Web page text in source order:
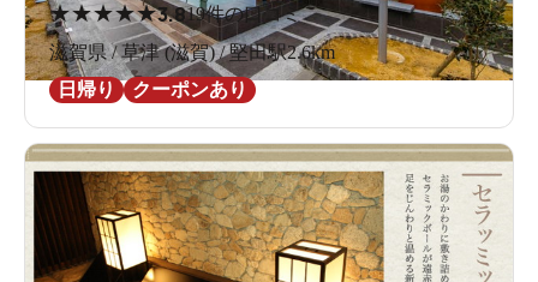
★★★★★3.819件の口コミ
滋賀県 / 草津 (滋賀) / 堅田駅2.6km
日帰り
クーポンあり